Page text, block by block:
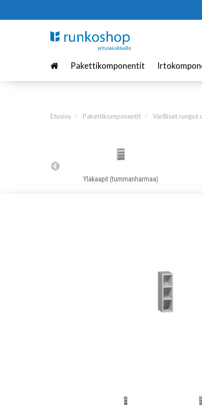
Pakettikomponentit
Etusivu Pakettikomponentit Värilliset rungot
Yläkaapit (tummanharmaa)